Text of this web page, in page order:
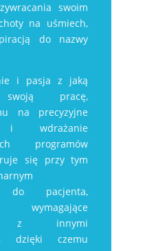
swoim
na uśmiech,
do nazwy
i pasja z jaką
swoją pracę,
na precyzyjne
i wdrażanie
programów
się przy tym
do pacjenta,
wymagające
z innymi
dzięki czemu